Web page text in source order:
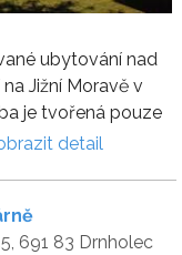
ubytování nad
Jižní Moravě v
je tvořená pouze
detail
691 83 Drnholec